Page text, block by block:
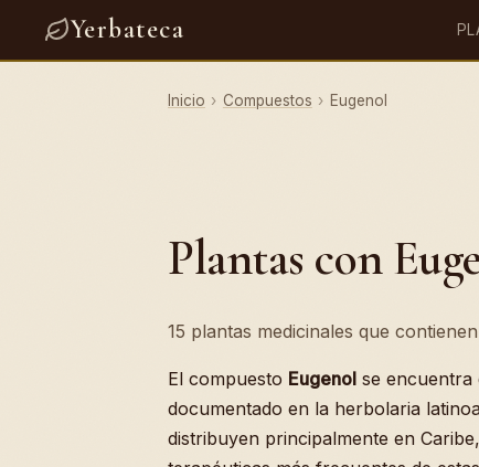
Yerbateca
Inicio › Compuestos › Eugenol
Plantas con
15 plantas medicinales que
El compuesto Eugenol se encuentra
documentado en la herbolaria
distribuyen principalmente en